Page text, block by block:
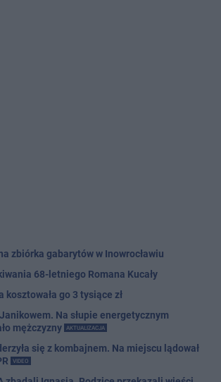
zbiórka gabarytów w Inowrocławiu
68-letniego Romana Kucały
kosztowała go 3 tysiące zł
Na słupie energetycznym
mężczyzny
AKTUALIZACJA
się z kombajnem. Na miejscu lądował
VIDEO